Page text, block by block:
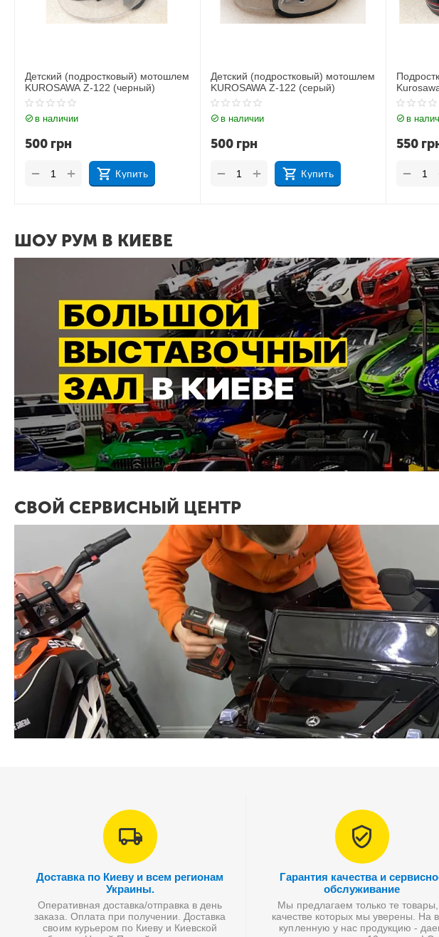
Детский (подростковый) мотошлем
KUROSAWA Z-122 (черный)
в наличии
500 грн
Купить
+
−
Детский (подростковый) мотошлем
KUROSAWA Z-122 (серый)
в наличии
500 грн
Купить
+
−
в
550
−
ШОУ РУМ В КИЕВЕ
СВОЙ СЕРВИСНЫЙ ЦЕНТР
Доставка по Киеву и всем регионам
Украины.
Оперативная доставка/отправка в день
заказа. Оплата при получении. Доставка
своим курьером по Киеву и Киевской
Гарантия качества и
обслуживание
Мы предлагаем только те
качестве которых мы уверены. На
купленную у нас продукцию -